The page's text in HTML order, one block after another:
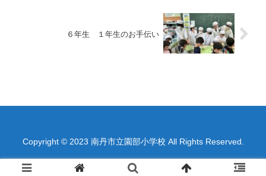
６年生 １年生のお手伝い
Copyright © 2023 南丹市立園部小学校 All Rights Reserved.